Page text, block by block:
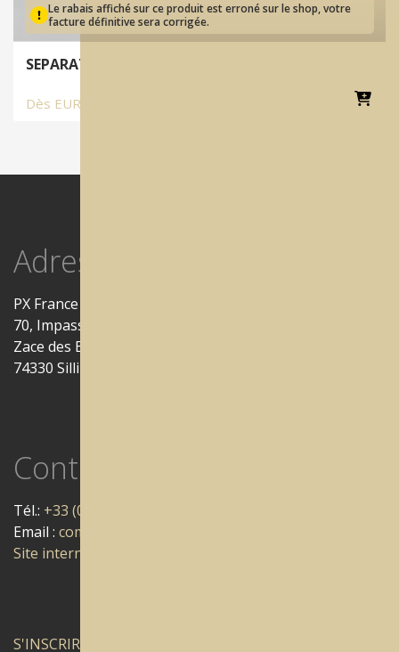
Le rabais affiché sur ce produit est erroné sur le shop, votre
facture définitive sera corrigée.
SEPARATING FLUID | Isolant
Dès EUR
Adresse
PX France Sàrl
70, Impasse de la Prairie
Zace des Bromines Est
74330 Sillingy
Contact
Tél.: +33 (0) 450 51 17 34
Email : commandes.pxfrance@pxgroup.com
Site internet Px France
S'INSCRIRE À LA NEWSLETTER